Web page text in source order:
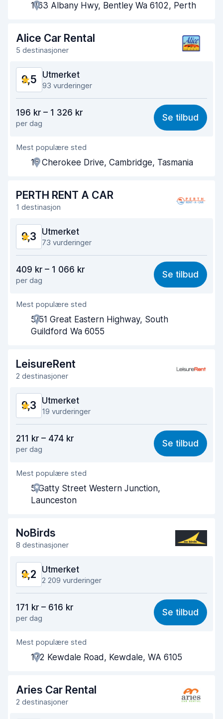
Tid brukt på henting
Tid brukt på levering 9,8
Bilens renslighet
Bilens tilstand
1163 Albany Hwy, Bentley Wa 6102, Perth
Alice Car Rental
5 destinasjoner
9,5 Utmerket
93 vurderinger
9,5
Enkel å finne 9,2
Hjelp og service
Tid brukt på henting
Tid brukt på levering
Bilens renslighet
Bilens tilstand
196 kr – 1 326 kr
per dag
Se tilbud
Mest populære sted
16 Cherokee Drive, Cambridge, Tasmania
PERTH RENT A CAR
1 destinasjon
9,3 Utmerket
73 vurderinger
9,2
Enkel å finne 9,2
Hjelp og service
Tid brukt på henting
Bilens renslighet 9,3
Bilens tilstand
409 kr – 1 066 kr
per dag
Se tilbud
Mest populære sted
5/51 Great Eastern Highway, South
Guildford Wa 6055
LeisureRent
2 destinasjoner
9,3 Utmerket
19 vurderinger
9,3
Enkel å finne 9,4
Hjelp og service
Tid brukt på henting
Bilens renslighet 9,4
Bilens tilstand
211 kr – 474 kr
per dag
Se tilbud
Mest populære sted
5 Gatty Street Western Junction,
Launceston
NoBirds
8 destinasjoner
9,2 Utmerket
2 209 vurderinger
9,0
Enkel å finne 9,1
Hjelp og service
Tid brukt på henting
Tid brukt på levering 9,4
Bilens renslighet
171 kr – 616 kr
per dag
Se tilbud
Mest populære sted
172 Kewdale Road, Kewdale, WA 6105
Aries Car Rental
2 destinasjoner